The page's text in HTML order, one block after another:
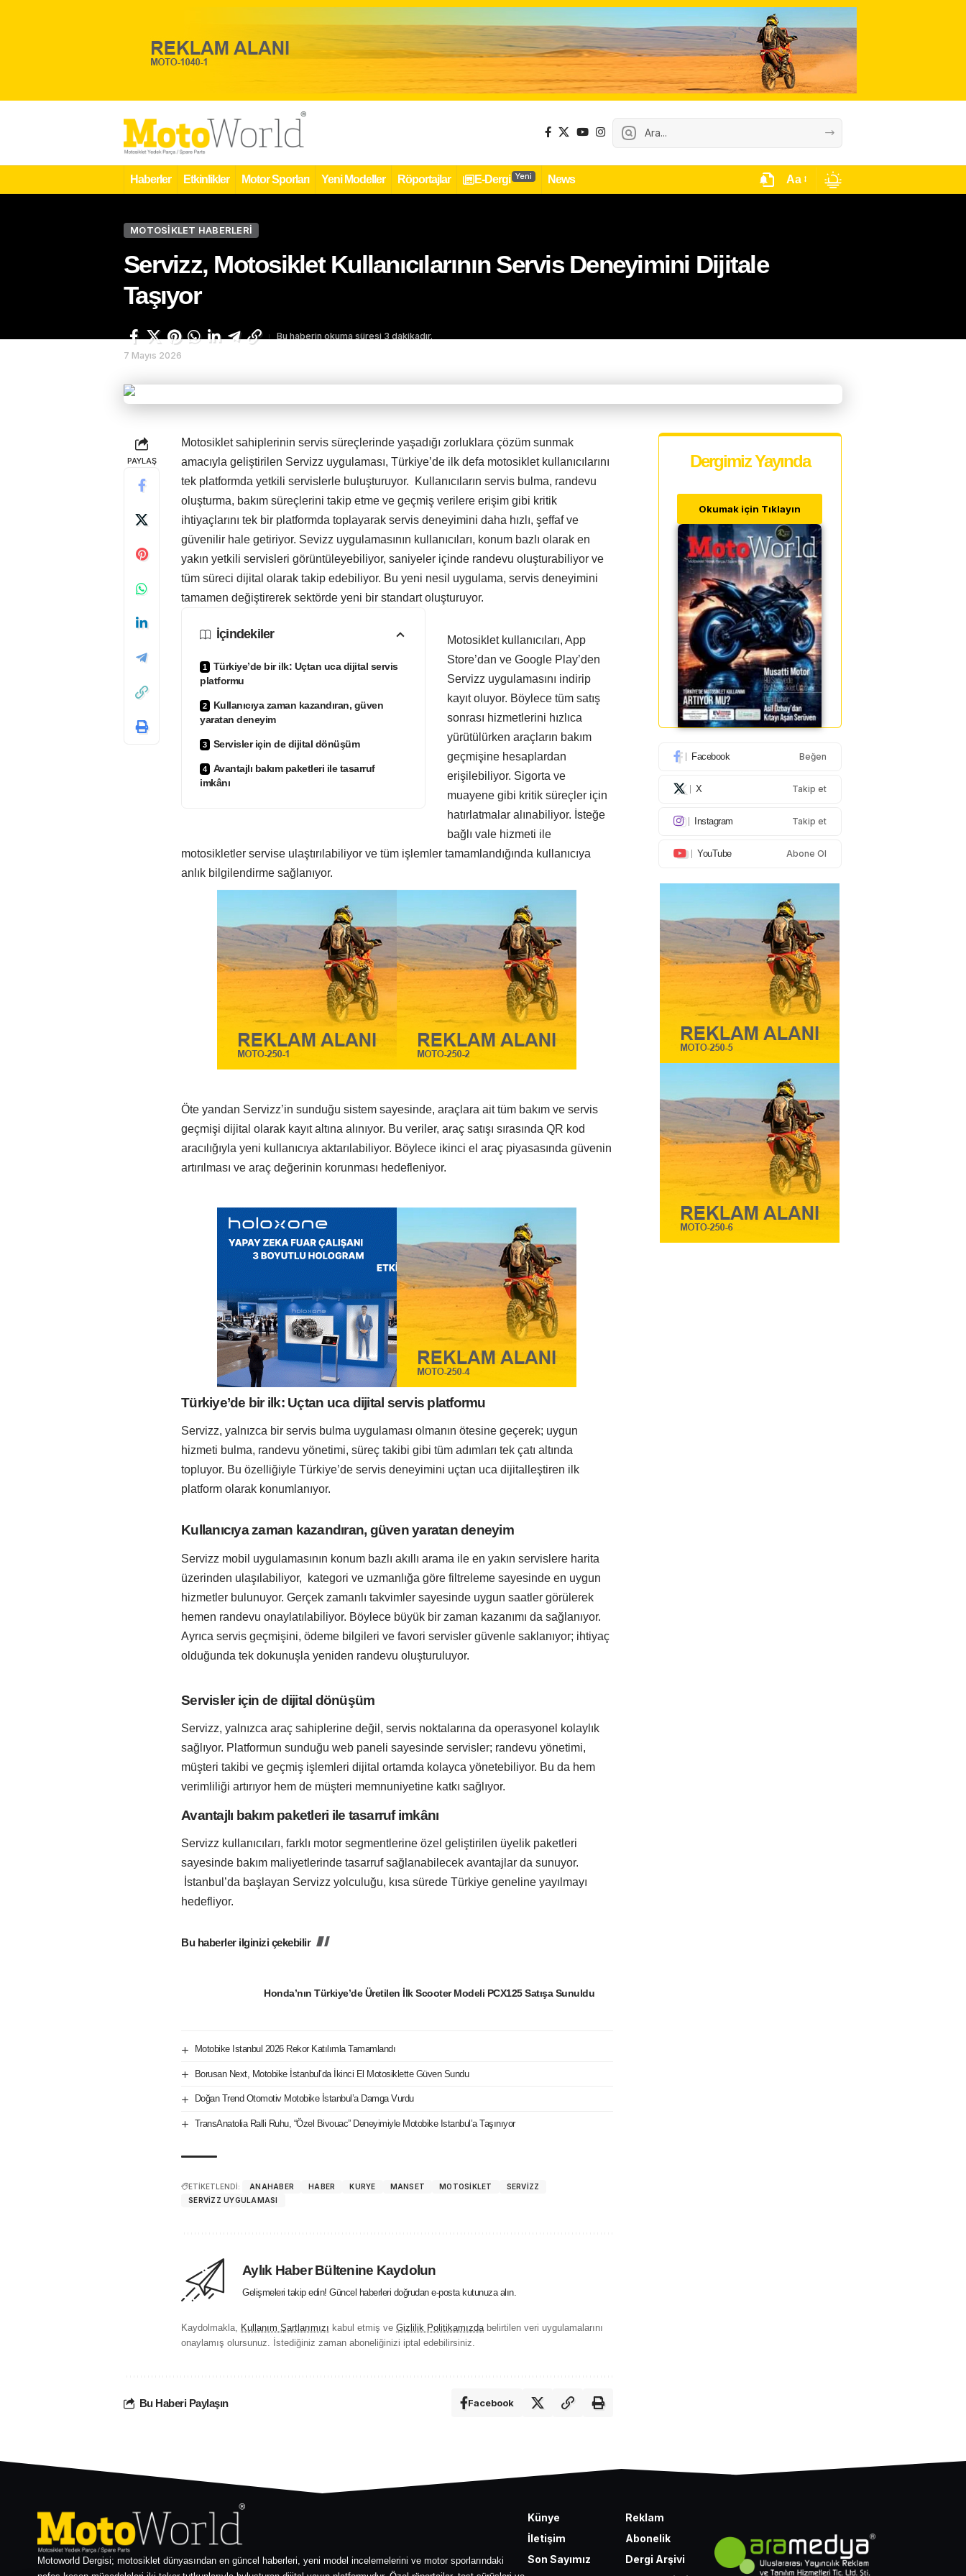
Haberler Etkinlikler Motor Sporları Yeni Modeller Röportajlar E-Dergi Yeni News Aa
MOTOSIKLET HABERLERI
Servizz, Motosiklet Kullanıcılarının Servis Deneyimini Dijitale
Taşıyor
7 Mayıs 2026
Bu haberin okuma süresi 3 dakikadır.
PAYLAŞ
Motosiklet sahiplerinin servis süreçlerinde yaşadığı zorluklara çözüm sunmak
amacıyla geliştirilen Servizz uygulaması, Türkiye’de ilk defa motosiklet kullanıcılarını
tek platformda yetkili servislerle buluşturuyor. Kullanıcıların servis bulma, randevu
oluşturma, bakım süreçlerini takip etme ve geçmiş verilere erişim gibi kritik
ihtiyaçlarını tek bir platformda toplayarak servis deneyimini daha hızlı, şeffaf ve
güvenilir hale getiriyor. Sevizz uygulamasının kullanıcıları, konum bazlı olarak en
yakın yetkili servisleri görüntüleyebiliyor, saniyeler içinde randevu oluşturabiliyor ve
tüm süreci dijital olarak takip edebiliyor. Bu yeni nesil uygulama, servis deneyimini
tamamen değiştirerek sektörde yeni bir standart oluşturuyor.
İçindekiler
Türkiye’de bir ilk: Uçtan uca dijital servis
platformu
Kullanıcıya zaman kazandıran, güven
yaratan deneyim
Servisler için de dijital dönüşüm
Avantajlı bakım paketleri ile tasarruf
imkânı
Motosiklet kullanıcıları, App
Store’dan ve Google Play’den
Servizz uygulamasını indirip
kayıt oluyor. Böylece tüm satış
sonrası hizmetlerini hızlıca
yürütülürken araçların bakım
geçmişine hesaplardan
erişilebiliyor. Sigorta ve
muayene gibi kritik süreçler için
hatırlatmalar alınabiliyor. İsteğe
bağlı vale hizmeti ile
motosikletler servise ulaştırılabiliyor ve tüm işlemler tamamlandığında kullanıcıya
anlık bilgilendirme sağlanıyor.
Öte yandan Servizz’in sunduğu sistem sayesinde, araçlara ait tüm bakım ve servis
geçmişi dijital olarak kayıt altına alınıyor. Bu veriler, araç satışı sırasında QR kod
aracılığıyla yeni kullanıcıya aktarılabiliyor. Böylece ikinci el araç piyasasında güvenin
artırılması ve araç değerinin korunması hedefleniyor.
Türkiye’de bir ilk: Uçtan uca dijital servis platformu
Servizz, yalnızca bir servis bulma uygulaması olmanın ötesine geçerek; uygun
hizmeti bulma, randevu yönetimi, süreç takibi gibi tüm adımları tek çatı altında
topluyor. Bu özelliğiyle Türkiye’de servis deneyimini uçtan uca dijitalleştiren ilk
platform olarak konumlanıyor.
Kullanıcıya zaman kazandıran, güven yaratan deneyim
Servizz mobil uygulamasının konum bazlı akıllı arama ile en yakın servislere harita
üzerinden ulaşılabiliyor, kategori ve uzmanlığa göre filtreleme sayesinde en uygun
hizmetler bulunuyor. Gerçek zamanlı takvimler sayesinde uygun saatler görülerek
hemen randevu onaylatılabiliyor. Böylece büyük bir zaman kazanımı da sağlanıyor.
Ayrıca servis geçmişini, ödeme bilgileri ve favori servisler güvenle saklanıyor; ihtiyaç
olduğunda tek dokunuşla yeniden randevu oluşturuluyor.
Servisler için de dijital dönüşüm
Servizz, yalnızca araç sahiplerine değil, servis noktalarına da operasyonel kolaylık
sağlıyor. Platformun sunduğu web paneli sayesinde servisler; randevu yönetimi,
müşteri takibi ve geçmiş işlemleri dijital ortamda kolayca yönetebiliyor. Bu da hem
verimliliği artırıyor hem de müşteri memnuniyetine katkı sağlıyor.
Avantajlı bakım paketleri ile tasarruf imkânı
Servizz kullanıcıları, farklı motor segmentlerine özel geliştirilen üyelik paketleri
sayesinde bakım maliyetlerinde tasarruf sağlanabilecek avantajlar da sunuyor.
İstanbul’da başlayan Servizz yolculuğu, kısa sürede Türkiye geneline yayılmayı
hedefliyor.
Bu haberler ilginizi çekebilir
Honda’nın Türkiye’de Üretilen İlk Scooter Modeli PCX125 Satışa Sunuldu
Motobike Istanbul 2026 Rekor Katılımla Tamamlandı
Borusan Next, Motobike İstanbul’da İkinci El Motosiklette Güven Sundu
Doğan Trend Otomotiv Motobike İstanbul’a Damga Vurdu
TransAnatolia Ralli Ruhu, “Özel Bivouac” Deneyimiyle Motobike Istanbul’a Taşınıyor
ETİKETLENDİ: ANAHABER HABER KURYE MANSET MOTOSIKLET
SERVIZZ
SERVIZZ UYGULAMASI
Aylık Haber Bültenine Kaydolun
Gelişmeleri takip edin! Güncel haberleri doğrudan e-posta kutunuza alın.
Kaydolmakla, Kullanım Şartlarımızı kabul etmiş ve Gizlilik Politikamızdabelirtilen veri uygulamalarını
onaylamış olursunuz. İstediğiniz zaman aboneliğinizi iptal edebilirsiniz.
Bu Haberi Paylaşın Facebook
Dergimiz Yayında
Okumak için Tıklayın
Facebook Beğen
X Takip et
Instagram Takip et
YouTube Abone Ol
Motoworld Dergisi; motosiklet dünyasından en güncel haberleri, yeni model incelemelerini ve motor sporlarındaki
Künye
İletişim
Son Sayımız
Reklam
Abonelik
Dergi Arşivi